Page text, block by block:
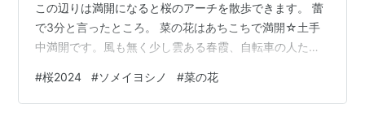
この辺りは満開になると桜のアーチを散歩できます。 蕾
で3分と言ったところ。 菜の花はあちこちで満開☆土手
中満開です。風も無く少し雲ある春霞、自転車の人たち
は膨らんでいます☆ 満開はまだまだ🌸再来週辺りかな〜
と。（と、この時は、この記事がアップされる頃には満
#桜2024 #ソメイヨシノ #菜の花